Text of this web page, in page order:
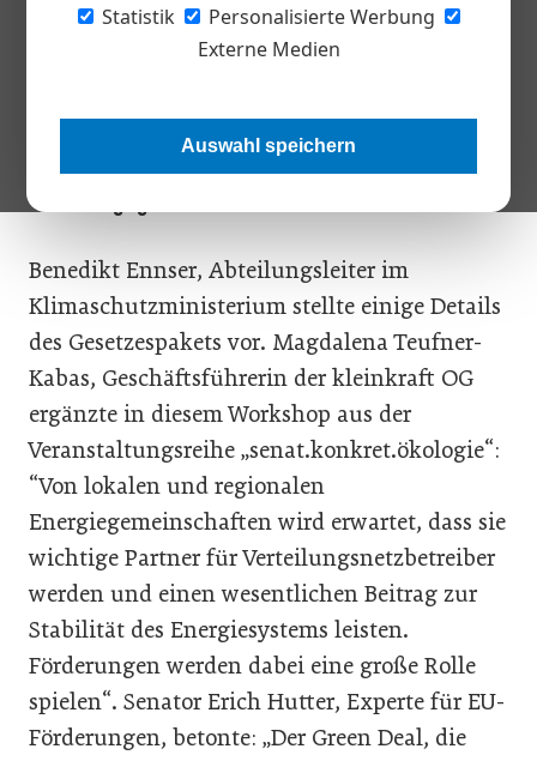
Statistik
Personalisierte Werbung
Externe Medien
Auswahl speichern
“Mit der Fixierung der rechtlichen Rahmenbedingungen im
vom Ministerrat zur Verhandlung freigegebenen Erneuerbaren
Weg“, verkündete Staatssekretär Dr. Magnus Brunner im
Rahmen des Senats-Talks zum Thema
“EAG/Energiegemeinschaften“.
Benedikt Ennser, Abteilungsleiter im
Klimaschutzministerium stellte einige Details
des Gesetzespakets vor. Magdalena Teufner-
Kabas, Geschäftsführerin der kleinkraft OG
ergänzte in diesem Workshop aus der
Veranstaltungsreihe „senat.konkret.ökologie“:
“Von lokalen und regionalen
Energiegemeinschaften wird erwartet, dass sie
wichtige Partner für Verteilungsnetzbetreiber
werden und einen wesentlichen Beitrag zur
Stabilität des Energiesystems leisten.
Förderungen werden dabei eine große Rolle
spielen“. Senator Erich Hutter, Experte für EU-
Förderungen, betonte: „Der Green Deal, die